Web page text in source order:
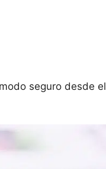
seguro desde el